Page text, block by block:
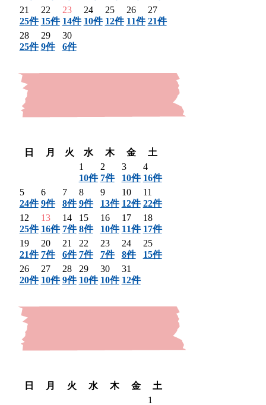
21
25件
22
15件
23
14件
24
10件
25
12件
26
11件
27
21件
28
25件
29
9件
30
6件
日
月 火 水 木 金
土
1
10件
2
7件
3
10件
4
16件
5
24件
6
9件
7
8件
8
9件
9
13件
10
12件
11
22件
12
25件
13
16件
14
7件
15
8件
16
10件
17
11件
18
17件
19
21件
20
7件
21
6件
22
7件
23
7件
24
8件
25
15件
26
20件
27
10件
28
9件
29
10件
30
10件
31
12件
日
月 火 水 木 金
土
1